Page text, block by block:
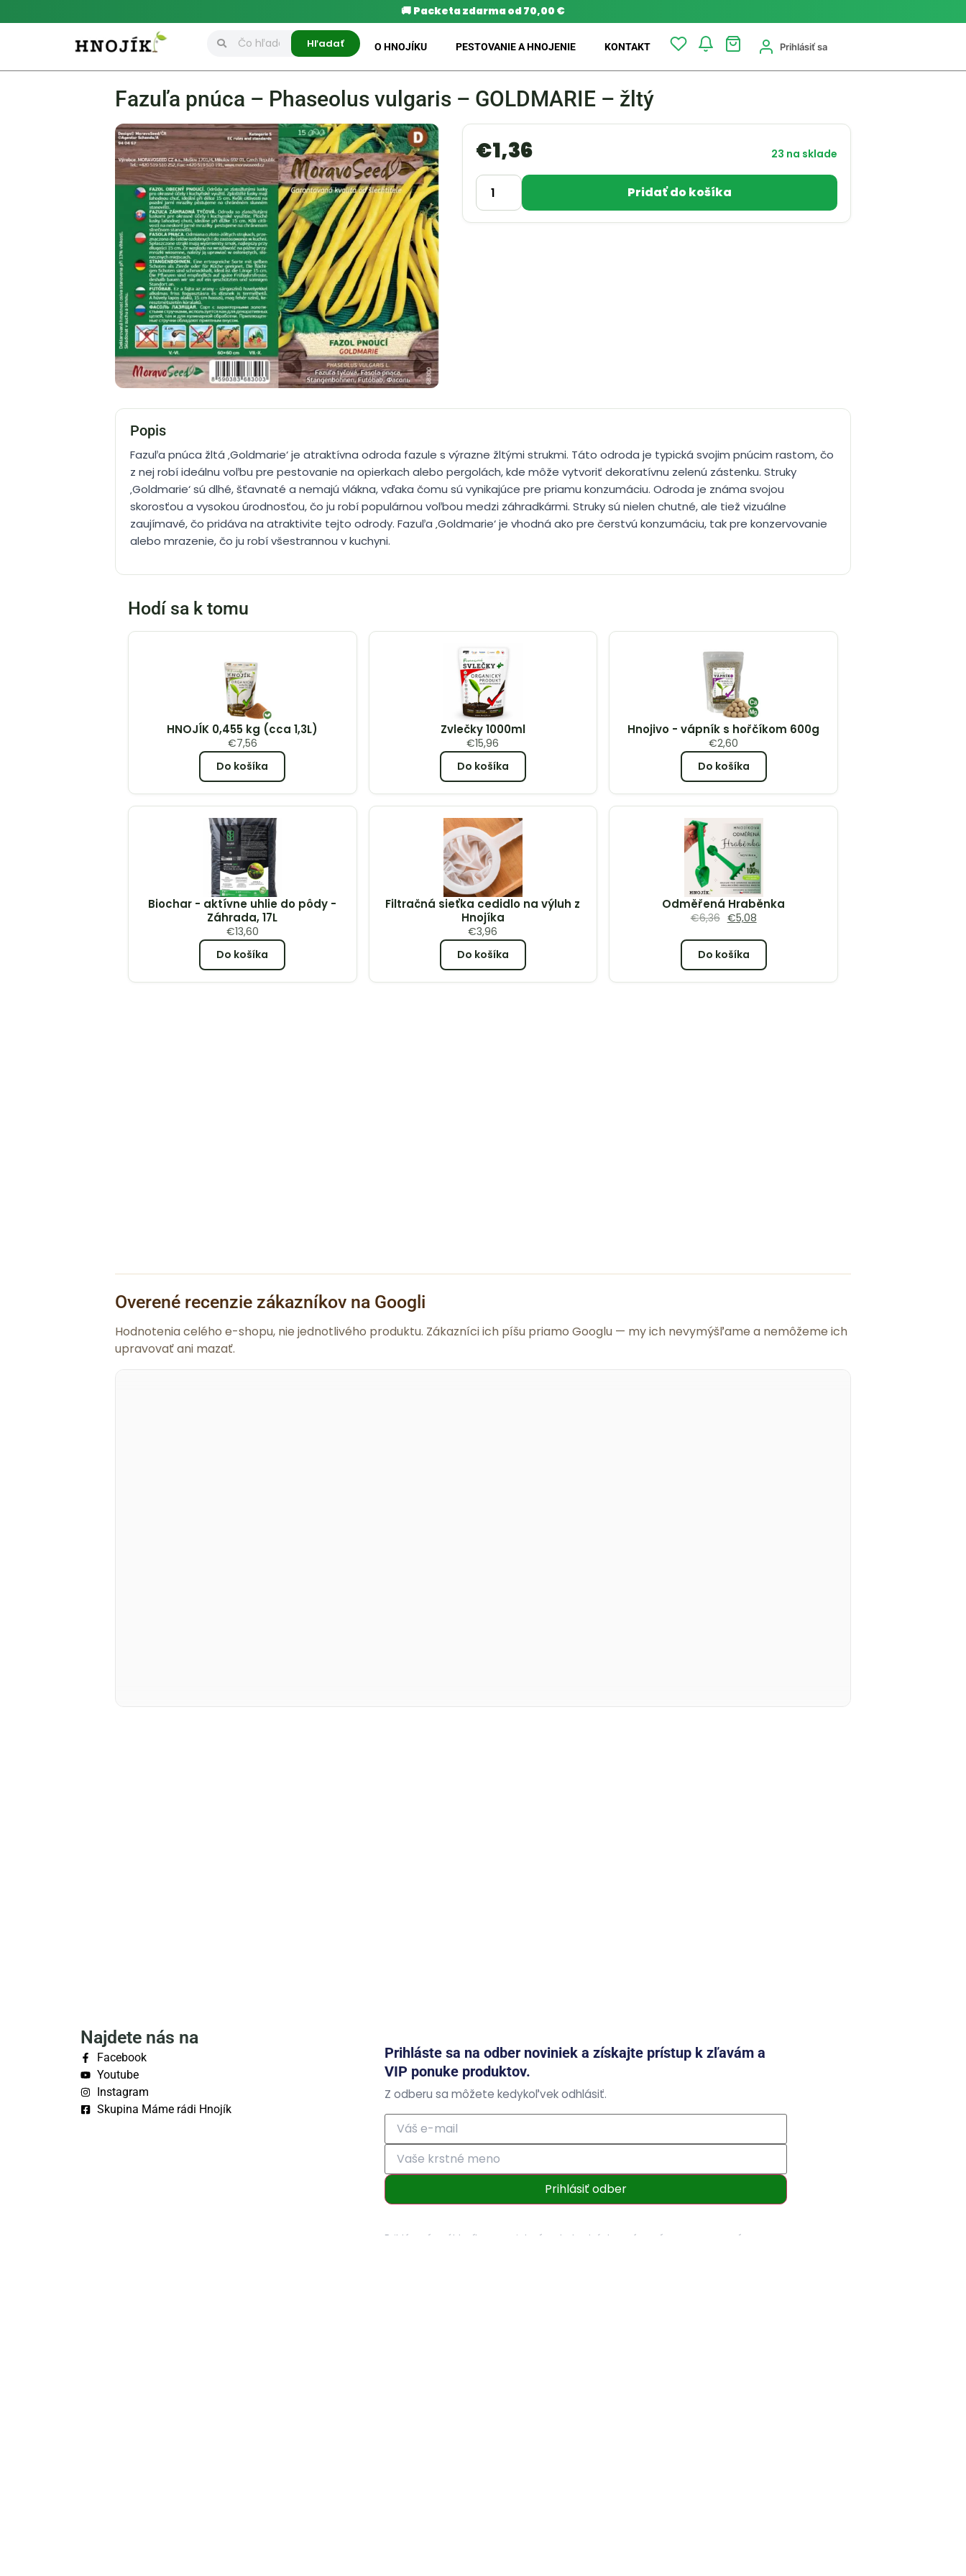
🚚 Packeta zdarma od 70,00 €
Hľadať O HNOJÍKU PESTOVANIE A HNOJENIE KONTAKT Prihlásiť sa
Fazuľa pnúca – Phaseolus vulgaris – GOLDMARIE – žltý
€1,36 23 na sklade
Pridať do košíka
Popis
Fazuľa pnúca žltá ‚Goldmarie‘ je atraktívna odroda fazule s výrazne žltými strukmi. Táto odroda je typická svojim pnúcim rastom, čo
z nej robí ideálnu voľbu pre pestovanie na opierkach alebo pergolách, kde môže vytvoriť dekoratívnu zelenú zástenku. Struky
‚Goldmarie‘ sú dlhé, šťavnaté a nemajú vlákna, vďaka čomu sú vynikajúce pre priamu konzumáciu. Odroda je známa svojou
skorosťou a vysokou úrodnosťou, čo ju robí populárnou voľbou medzi záhradkármi. Struky sú nielen chutné, ale tiež vizuálne
zaujímavé, čo pridáva na atraktivite tejto odrody. Fazuľa ‚Goldmarie‘ je vhodná ako pre čerstvú konzumáciu, tak pre konzervovanie
alebo mrazenie, čo ju robí všestrannou v kuchyni.
Hodí sa k tomu
HNOJÍK 0,455 kg (cca 1,3L)
€7,56
Do košíka
Zvlečky 1000ml
€15,96
Do košíka
Hnojivo - vápník s hořčíkom 600g
€2,60
Do košíka
Biochar - aktívne uhlie do pôdy -
Záhrada, 17L
€13,60
Do košíka
Filtračná sieťka cedidlo na výluh z
Hnojíka
€3,96
Do košíka
Odměřená Hraběnka
€6,36 €5,08
Do košíka
Overené recenzie zákazníkov na Googli
Hodnotenia celého e-shopu, nie jednotlivého produktu. Zákazníci ich píšu priamo Googlu — my ich nevymýšľame a nemôžeme ich
upravovať ani mazať.
Najdete nás na
Facebook
Youtube
Instagram
Skupina Máme rádi Hnojík
Prihláste sa na odber noviniek a získajte prístup k zľavám a
VIP ponuke produktov.
Z odberu sa môžete kedykoľvek odhlásiť.
Prihlásiť odber
Prihlásením súhlasíte so zasielaním obchodných oznámení a so spracovaním